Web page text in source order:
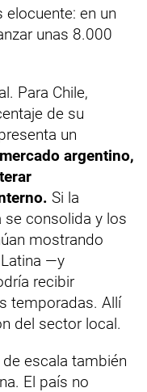
en un
unas 8.000
Para Chile,
de su
un
argentino,
Si la
se consolida y los
mostrando
—y
recibir
temporadas. Allí
del sector local.
escala también
El país no